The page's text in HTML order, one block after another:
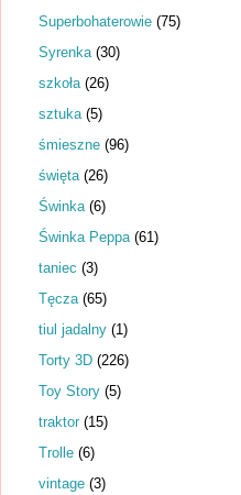
Superbohaterowie (75)
Syrenka (30)
szkoła (26)
sztuka (5)
śmieszne (96)
święta (26)
Świnka (6)
Świnka Peppa (61)
taniec (3)
Tęcza (65)
tiul jadalny (1)
Torty 3D (226)
Toy Story (5)
traktor (15)
Trolle (6)
vintage (3)